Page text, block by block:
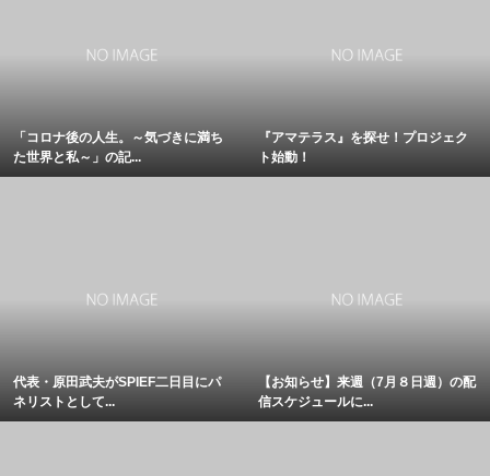
「コロナ後の人生。～気づきに満ち
た世界と私～」の記...
『アマテラス』を探せ！プロジェク
ト始動！
代表・原田武夫がSPIEF二日目にパ
ネリストとして...
【お知らせ】来週（7月８日週）の配
信スケジュールに...